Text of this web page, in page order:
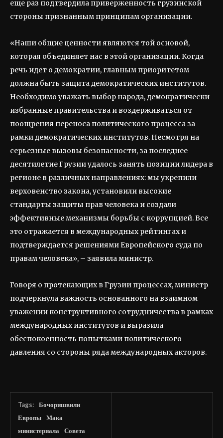
еще раз подтвердила приверженность грузинской
стороны признанным принципам организации.
«Наши общие ценности являются той основой,
которая объединяет нас в этой организации. Когда
речь идет о демократии, главным приоритетом
должна быть защита демократических институтов.
Необходимо уважать выбор народа, демократически
избранные правительства и воздерживаться от
поощрения переноса политического процесса за
рамки демократических институтов. Несмотря на
серьезные вызовы безопасности, за последнее
десятилетие Грузии удалось занять позиции лидера в
регионе в различных направлениях: мы укрепили
верховенство закона, установили высокие
стандарты защиты прав человека и создали
эффективные механизмы борьбы с коррупцией. Все
это отражается в международных рейтингах и
подтверждается решениями Европейского суда по
правам человека», – заявила министр.
Говоря о протекающих в Грузии процессах, министр
подчеркнула важность основанного на взаимном
уважении конструктивного сотрудничества в рамках
международных институтов и выразила
обеспокоенность попытками политического
давления со стороны ряда международных акторов.
Tags:
Бочоришвили
Европы
Мака
министериала
Совета